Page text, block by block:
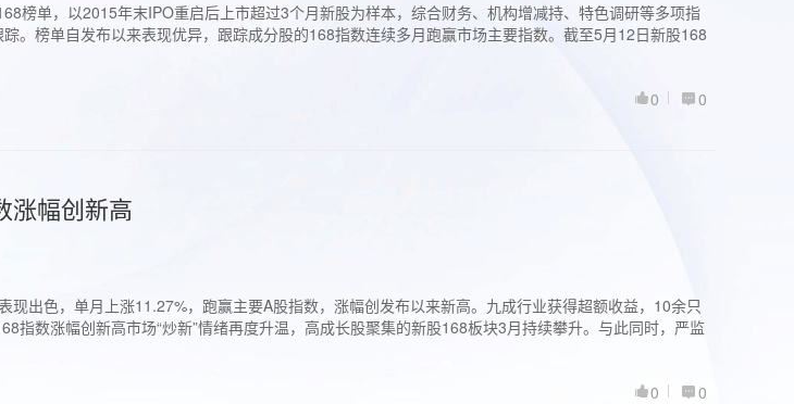
榜单，以2015年末IPO重启后上市超过3个月新股为样本，综合财务、机构增减持、特色调研等多项指
。榜单自发布以来表现优异，跟踪成分股的168指数连续多月跑赢市场主要指数。截至5月12日新股168
0
0
涨幅创新高
现出色，单月上涨11.27%，跑赢主要A股指数，涨幅创发布以来新高。九成行业获得超额收益，10余只
指数涨幅创新高市场“炒新”情绪再度升温，高成长股聚集的新股168板块3月持续攀升。与此同时，严监
0
0